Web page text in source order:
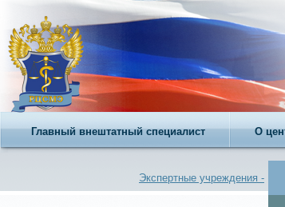
Главный внештатный специалист О
Экспертные учреждения -